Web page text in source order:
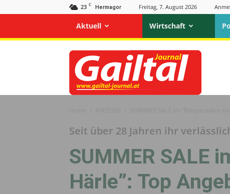
23 C Hermagor Freitag, 7. August 2026
Aktuell Wirtschaft
Gailtal
Journal
Seit über 28 Jahren ihr
SUMMER SALE
Härle”: Top